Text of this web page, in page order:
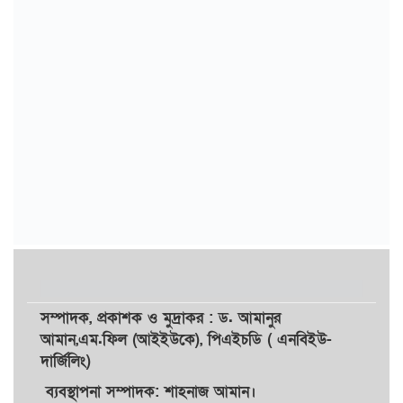
সম্পাদক, প্রকাশকওমুদ্রাকর: ড. আমানুর
আমান,এম.ফিল (আইইউকে), পিএইচডি ( এনবিইউ-
দার্জিলিং)
ব্যবস্থাপনা সম্পাদক: শাহনাজ আমান।